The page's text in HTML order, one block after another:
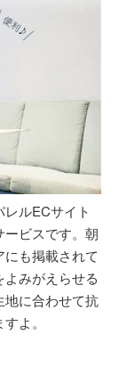
ルECサイト
ビスです。朝
も掲載されて
みがえらせる
地に合わせて抗
よ。